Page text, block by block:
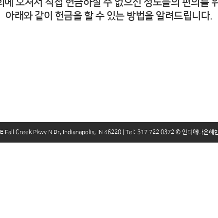
아래와 같이 헌금을 할 수 있는 방법을 알려드립니다.
E Fall Creek Pkwy N Dr, Indianapolis, IN 46220 | Tel: 317.722.0372 © 인디애나은혜